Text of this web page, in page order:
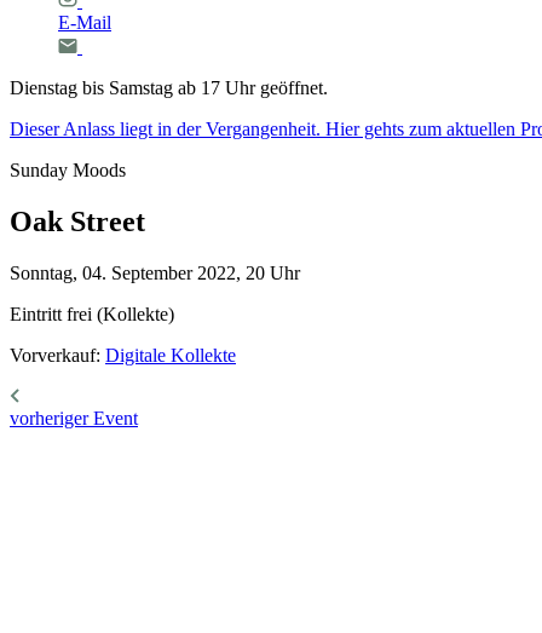
E-Mail
Dienstag bis Samstag ab 17 Uhr geöffnet.
Dieser Anlass liegt in der Vergangenheit. Hier gehts zum aktuellen
Sunday Moods
Oak Street
Sonntag, 04. September 2022, 20 Uhr
Eintritt frei (Kollekte)
Vorverkauf: Digitale Kollekte
vorheriger Event